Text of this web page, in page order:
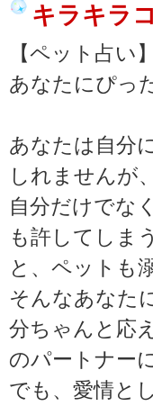
キラキラ
【ペット占い】
あなたにぴっ
あなたは自分
しれませんが
自分だけでな
も許してしま
と、ペットも
そんなあなた
分ちゃんと応
のパートナー
でも、愛情と